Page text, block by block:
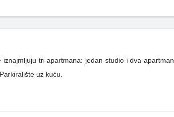
tri apartmana: jedan studio i dva
uz kuću.